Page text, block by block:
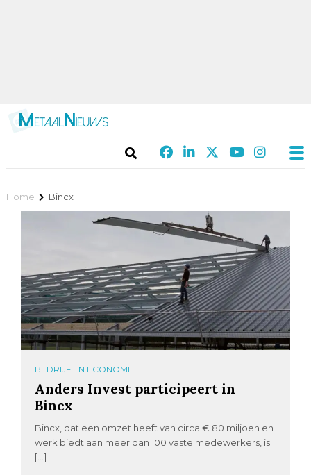
Home Bincx
BEDRIJF EN ECONOMIE
Anders Invest participeert in
Bincx
Bincx, dat een omzet heeft van circa € 80 miljoen en
werk biedt aan meer dan 100 vaste medewerkers, is
[…]